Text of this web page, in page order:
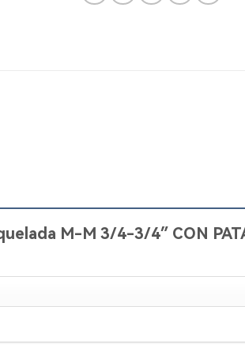
M-M 3/4-3/4″ CON